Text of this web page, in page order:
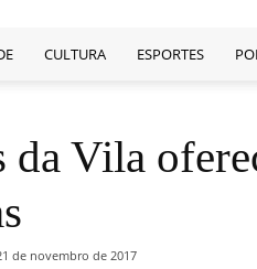
CULTURA ESPORTES
Vila
de novembro de 2017